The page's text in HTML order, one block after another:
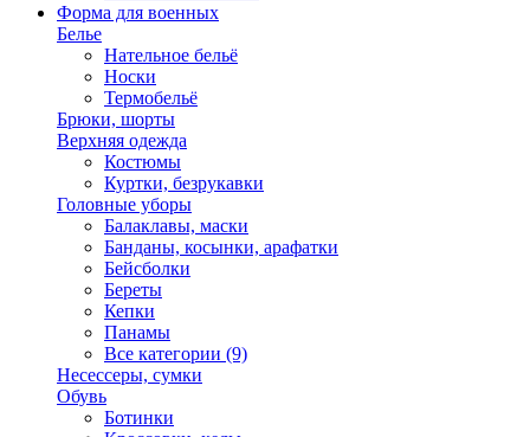
Форма для военных
Белье
Нательное бельё
Носки
Термобельё
Брюки, шорты
Верхняя одежда
Костюмы
Куртки, безрукавки
Головные уборы
Балаклавы, маски
Банданы, косынки, арафатки
Бейсболки
Береты
Кепки
Панамы
Все категории (9)
Несессеры, сумки
Обувь
Ботинки